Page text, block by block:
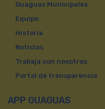
Guaguas Municipales
Equipo
Historia
Noticias
Trabaja con nosotros
Portal de transparencia
APP GUAGUAS